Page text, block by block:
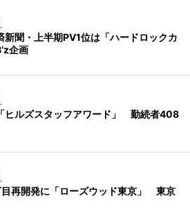
新聞・上半期PV1位は「ハードロックカ
企画
ヒルズスタッフアワード」 勤続者408
再開発に「ローズウッド東京」 東京